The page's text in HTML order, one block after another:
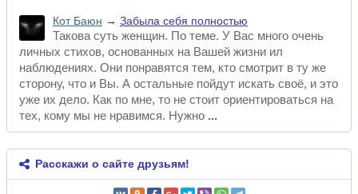
Кот Баюн → Забыла себя полностью
Такова суть женщин. По теме. У Вас много очень
личных стихов, основанных на Вашей жизни ил
наблюдениях. Они понравятся тем, кто смотрит в ту же
сторону, что и Вы. А остальные пойдут искать своё, и это
уже их дело. Как по мне, то не стоит ориентироваться на
тех, кому мы не нравимся. Нужно
Расскажи о сайте друзьям!